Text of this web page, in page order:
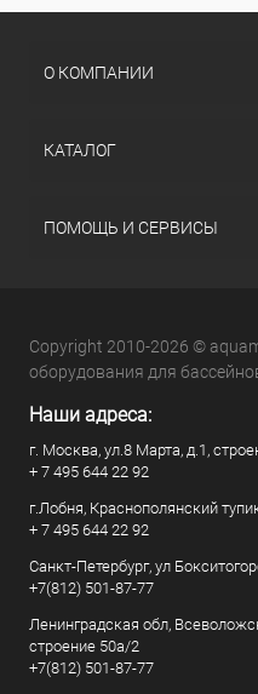
О КОМПАНИИ
КАТАЛОГ
ПОМОЩЬ И СЕРВИСЫ
Copyright 2010-2026 ©
оборудования для
Наши адреса:
г. Москва, ул.8 Марта, д.1,
+ 7 495 644 22 92
г.Лобня, Краснополянский
+ 7 495 644 22 92
Санкт-Петербург, ул
+7(812) 501-87-77
Ленинградская обл,
строение 50а/2
+7(812) 501-87-77